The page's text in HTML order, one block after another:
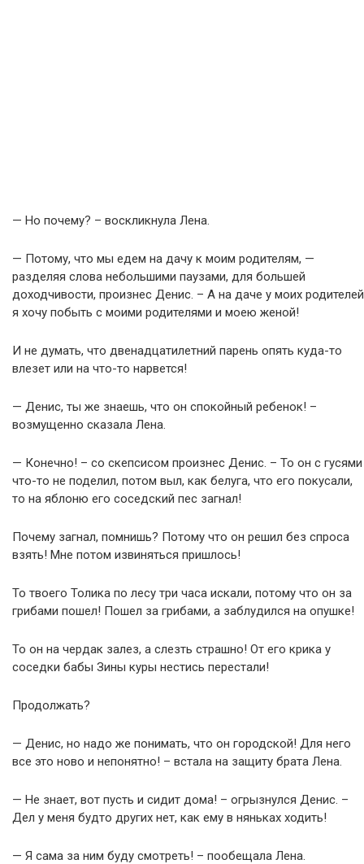
— Но почему? – воскликнула Лена.
— Потому, что мы едем на дачу к моим родителям, —
разделяя слова небольшими паузами, для большей
доходчивости, произнес Денис. – А на даче у моих родителей
я хочу побыть с моими родителями и моею женой!
И не думать, что двенадцатилетний парень опять куда-то
влезет или на что-то нарвется!
— Денис, ты же знаешь, что он спокойный ребенок! –
возмущенно сказала Лена.
— Конечно! – со скепсисом произнес Денис. – То он с гусями
что-то не поделил, потом выл, как белуга, что его покусали,
то на яблоню его соседский пес загнал!
Почему загнал, помнишь? Потому что он решил без спроса
взять! Мне потом извиняться пришлось!
То твоего Толика по лесу три часа искали, потому что он за
грибами пошел! Пошел за грибами, а заблудился на опушке!
То он на чердак залез, а слезть страшно! От его крика у
соседки бабы Зины куры нестись перестали!
Продолжать?
— Денис, но надо же понимать, что он городской! Для него
все это ново и непонятно! – встала на защиту брата Лена.
— Не знает, вот пусть и сидит дома! – огрызнулся Денис. –
Дел у меня будто других нет, как ему в няньках ходить!
— Я сама за ним буду смотреть! – пообещала Лена.